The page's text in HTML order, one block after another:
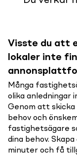
Visste du att
lokaler inte
Många
olika anledningar
Genom att
behov och
fastighetsägare
dina behov.
minuter och få